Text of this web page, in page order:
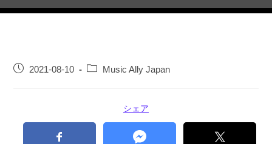
2021-08-10 Music Ally Japan
シェア